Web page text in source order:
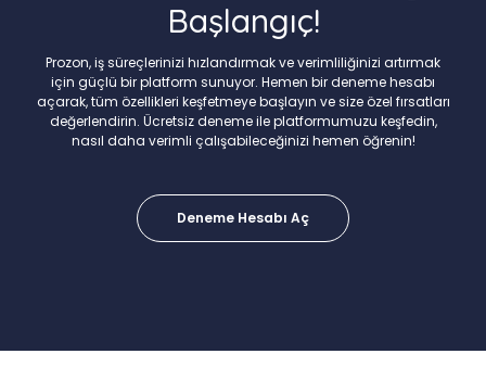
Başlangıç!
Prozon, iş süreçlerinizi hızlandırmak ve verimliliğinizi artırmak
için güçlü bir platform sunuyor. Hemen bir deneme hesabı
açarak, tüm özellikleri keşfetmeye başlayın ve size özel fırsatları
değerlendirin. Ücretsiz deneme ile platformumuzu keşfedin,
nasıl daha verimli çalışabileceğinizi hemen öğrenin!
Deneme Hesabı Aç